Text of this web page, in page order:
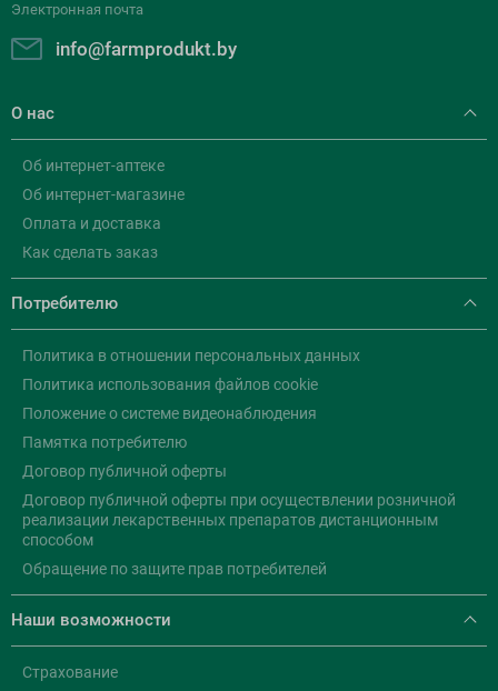
Электронная почта
info@farmprodukt.by
О нас
Об интернет-аптеке
Об интернет-магазине
Оплата и доставка
Как сделать заказ
Потребителю
Политика в отношении персональных данных
Политика использования файлов cookie
Положение о системе видеонаблюдения
Памятка потребителю
Договор публичной оферты
Договор публичной оферты при осуществлении розничной
реализации лекарственных препаратов дистанционным
способом
Обращение по защите прав потребителей
Наши возможности
Страхование